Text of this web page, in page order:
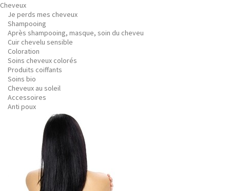
Cheveux
Je perds mes cheveux
Shampooing
Après shampooing, masque, soin du cheveu
Cuir chevelu sensible
Coloration
Soins cheveux colorés
Produits coiffants
Soins bio
Cheveux au soleil
Accessoires
Anti poux